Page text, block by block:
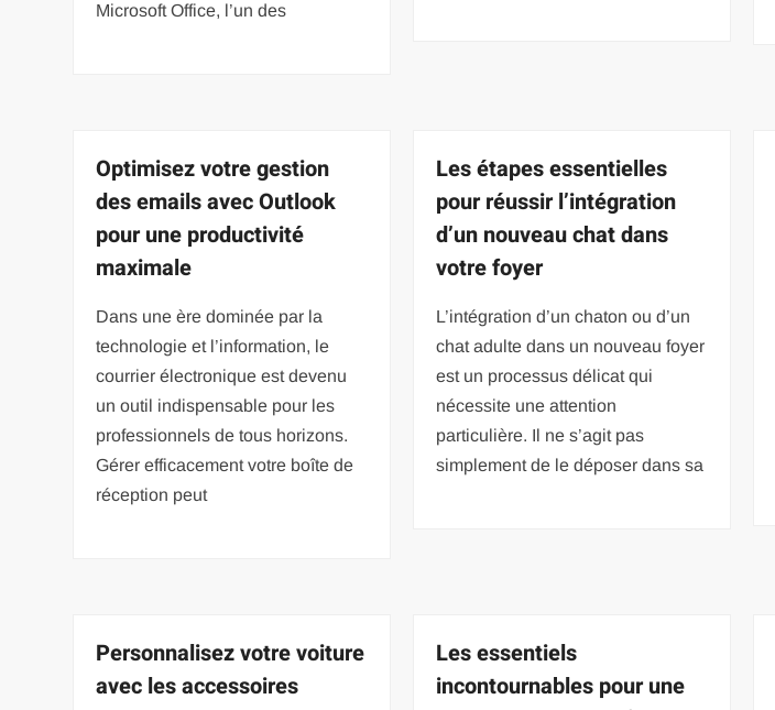
Microsoft Office, l’un des
Optimisez votre gestion
des emails avec Outlook
pour une productivité
maximale
Dans une ère dominée par la
technologie et l’information, le
courrier électronique est devenu
un outil indispensable pour les
professionnels de tous horizons.
Gérer efficacement votre boîte de
réception peut
Les étapes essentielles
pour réussir l’intégration
d’un nouveau chat dans
votre foyer
L’intégration d’un chaton ou d’un
chat adulte dans un nouveau foyer
est un processus délicat qui
nécessite une attention
particulière. Il ne s’agit pas
simplement de le déposer dans sa
Personnalisez votre voiture
avec les accessoires
Les essentiels
incontournables pour une